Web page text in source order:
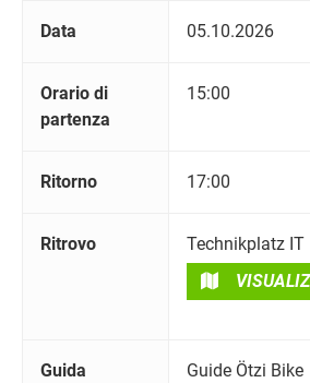
Data 05.10.2026
Orario di
partenza
15:00
Ritorno 17:00
Ritrovo
Technikplatz IT
Guida Guide Ötzi Bike